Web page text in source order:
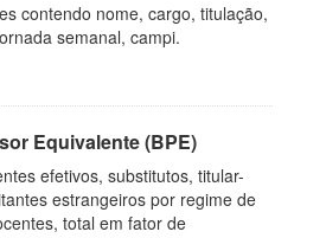
contendo nome, cargo, titulação,
semanal, campi.
Equivalente (BPE)
efetivos, substitutos, titular-
estrangeiros por regime de
total em fator de